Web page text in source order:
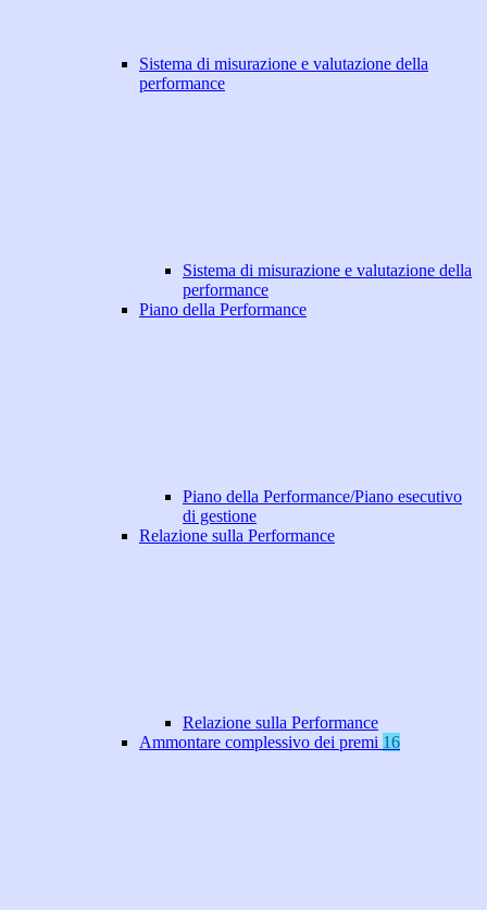
Sistema di misurazione e valutazione della
performance
Sistema di misurazione e valutazione della
performance
Piano della Performance
Piano della Performance/Piano esecutivo
di gestione
Relazione sulla Performance
Relazione sulla Performance
Ammontare complessivo dei premi 16